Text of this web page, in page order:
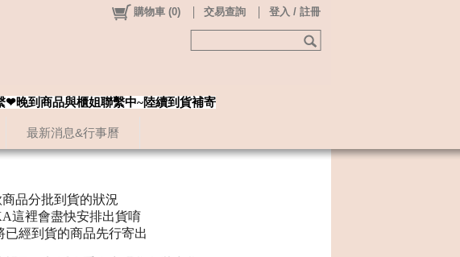
最新消息&行事曆
購物車 (0) 交易查詢 登入 / 註冊
❤晚到商品與櫃姐聯繫中~陸續到貨補寄